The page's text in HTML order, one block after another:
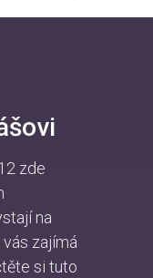
zde
na
zajímá
si tuto